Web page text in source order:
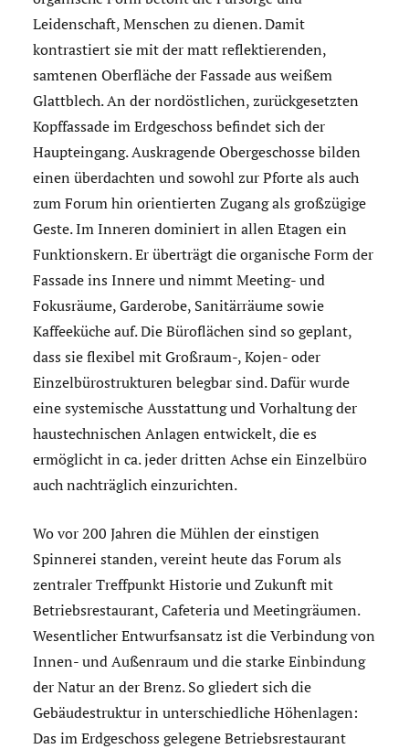
Leidenschaft, Menschen zu dienen. Damit
kontrastiert sie mit der matt reflektierenden,
samtenen Oberfläche der Fassade aus weißem
Glattblech. An der nordöstlichen, zurückgesetzten
Kopffassade im Erdgeschoss befindet sich der
Haupteingang. Auskragende Obergeschosse bilden
einen überdachten und sowohl zur Pforte als auch
zum Forum hin orientierten Zugang als großzügige
Geste. Im Inneren dominiert in allen Etagen ein
Funktionskern. Er überträgt die organische Form der
Fassade ins Innere und nimmt Meeting- und
Fokusräume, Garderobe, Sanitärräume sowie
Kaffeeküche auf. Die Büroflächen sind so geplant,
dass sie flexibel mit Großraum-, Kojen- oder
Einzelbürostrukturen belegbar sind. Dafür wurde
eine systemische Ausstattung und Vorhaltung der
haustechnischen Anlagen entwickelt, die es
ermöglicht in ca. jeder dritten Achse ein Einzelbüro
auch nachträglich einzurichten.
Wo vor 200 Jahren die Mühlen der einstigen
Spinnerei standen, vereint heute das Forum als
zentraler Treffpunkt Historie und Zukunft mit
Betriebsrestaurant, Cafeteria und Meeting­räumen.
Wesentlicher Entwurfsansatz ist die Verbindung von
Innen- und Außenraum und die starke Einbindung
der Natur an der Brenz. So gliedert sich die
Gebäudestruktur in unterschiedliche Höhenlagen:
Das im Erdgeschoss gelegene Betriebsrestaurant